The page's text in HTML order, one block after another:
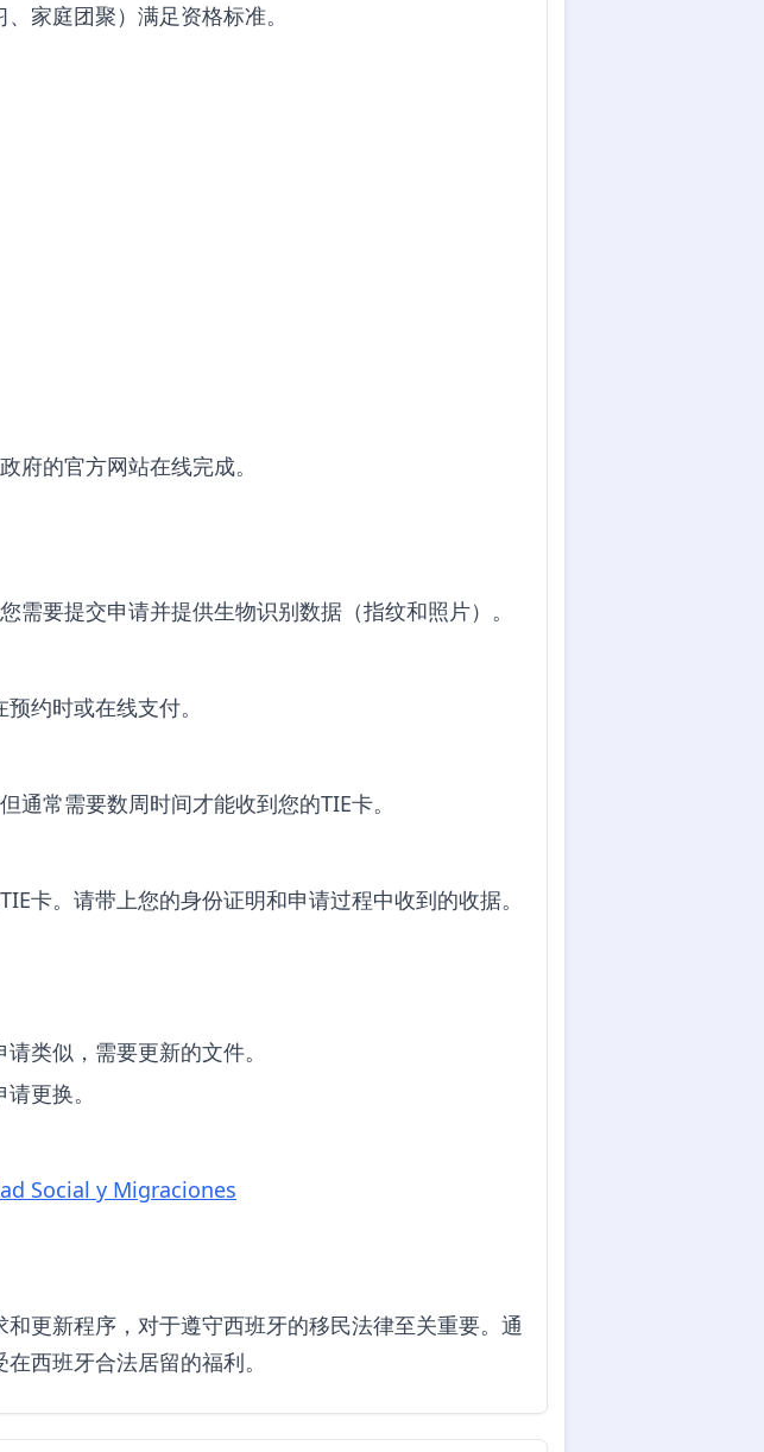
家庭团聚）满足资格标准。
府的官方网站在线完成。
要提交申请并提供生物识别数据（指纹和照片）。
约时或在线支付。
常需要数周时间才能收到您的TIE卡。
卡。请带上您的身份证明和申请过程中收到的收据。
类似，需要更新的文件。
更换。
Social y Migraciones
更新程序，对于遵守西班牙的移民法律至关重要。通
西班牙合法居留的福利。